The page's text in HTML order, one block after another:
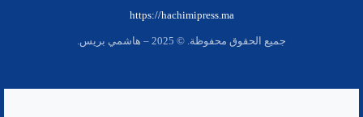
https://hachimipress.ma
جميع الحقوق محفوظة. © 2025 – هاشمي بريس.